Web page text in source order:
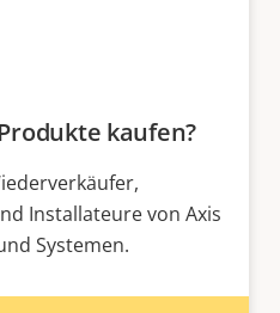
kaufen?
Installateure von Axis
Systemen.